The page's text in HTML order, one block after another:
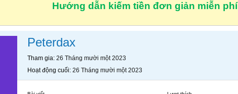
Hướng dẫn kiếm tiền đơn giản miễn phí
Peterdax
Tham gia 26 Tháng mười một 2023
Hoạt động cuối 26 Tháng mười một 2023